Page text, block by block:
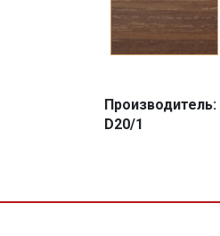
Производитель:
D20/1